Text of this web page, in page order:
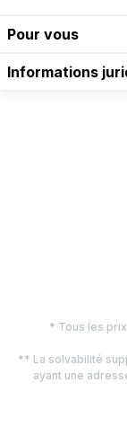
Pour vous
Informations
* Tous les
** La solvabilité
ayant une